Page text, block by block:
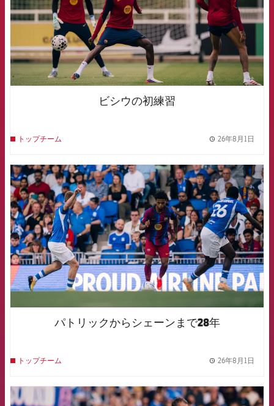
ビシウの初練習
トップチーム 26年8月1日
FCB Barcelona badge
パトリックからシェーンまで28年
トップチーム 26年8月1日
FCB Barcelona badge